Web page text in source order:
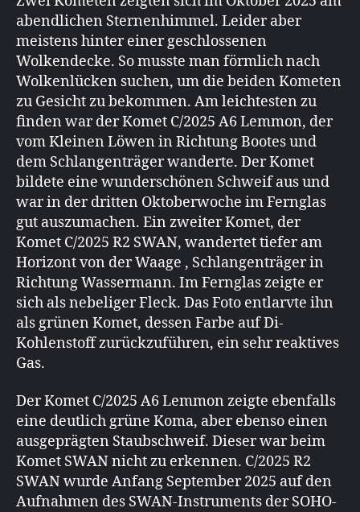
abendlichen Sternenhimmel. Leider aber
meistens hinter einer geschlossenen
Wolkendecke. So musste man förmlich nach
Wolkenlücken suchen, um die beiden Kometen
zu Gesicht zu bekommen. Am leichtesten zu
finden war der Komet C/2025 A6 Lemmon, der
vom Kleinen Löwen in Richtung Bootes und
dem Schlangenträger wanderte. Der Komet
bildete eine wunderschönen Schweif aus und
war in der dritten Oktoberwoche im Fernglas
gut auszumachen. Ein zweiter Komet, der
Komet C/2025 R2 SWAN, wandertet tiefer am
Horizont von der Waage , Schlangenträger in
Richtung Wassermann. Im Fernglas zeigte er
sich als nebeliger Fleck. Das Foto entlarvte ihn
als grünen Komet, dessen Farbe auf Di-
Kohlenstoff zurückzuführen, ein sehr reaktives
Gas.
Der Komet C/2025 A6 Lemmon zeigte ebenfalls
eine deutlich grüne Koma, aber ebenso einen
ausgeprägten Staubschweif. Dieser war beim
Komet SWAN nicht zu erkennen. C/2025 R2
SWAN wurde Anfang September 2025 auf den
Aufnahmen des SWAN-Instruments der SOHO-